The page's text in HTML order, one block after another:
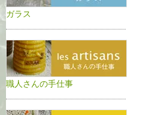
ガラス
職人さんの手仕事